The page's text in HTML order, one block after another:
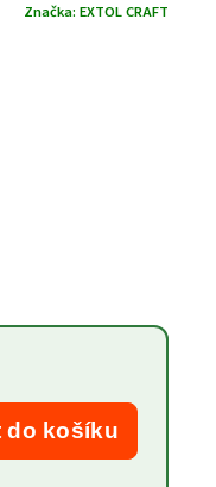
do košíku
Značka: EXTOL CRAFT